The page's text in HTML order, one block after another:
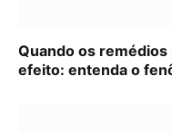
Quando os
efeito: entenda o